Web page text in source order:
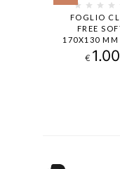
FOGLIO
FREE
170X130 MM
€ 1.00